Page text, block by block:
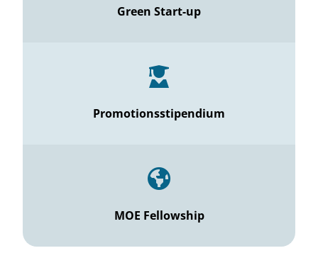
Green Start-up
Promotionsstipendium
MOE Fellowship